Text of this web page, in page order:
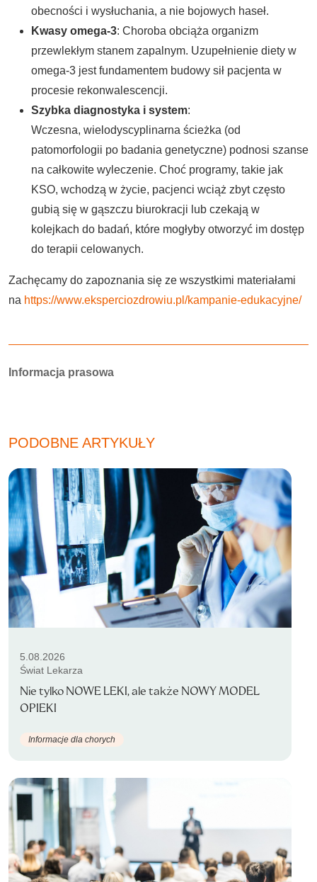
obecności i wysłuchania, a nie bojowych haseł.
Kwasy omega-3: Choroba obciąża organizm
przewlekłym stanem zapalnym. Uzupełnienie diety w
omega-3 jest fundamentem budowy sił pacjenta w
procesie rekonwalescencji.
Szybka diagnostyka i system:
Wczesna, wielodyscyplinarna ścieżka (od
patomorfologii po badania genetyczne) podnosi szanse
na całkowite wyleczenie. Choć programy, takie jak
KSO, wchodzą w życie, pacjenci wciąż zbyt często
gubią się w gąszczu biurokracji lub czekają w
kolejkach do badań, które mogłyby otworzyć im dostęp
do terapii celowanych.
Zachęcamy do zapoznania się ze wszystkimi materiałami
na https://www.eksperciozdrowiu.pl/kampanie-edukacyjne/
Autorzy:
Informacja prasowa
PODOBNE ARTYKUŁY
5.08.2026
Świat Lekarza
Nie tylko NOWE LEKI, ale także NOWY MODEL
OPIEKI
Informacje dla chorych